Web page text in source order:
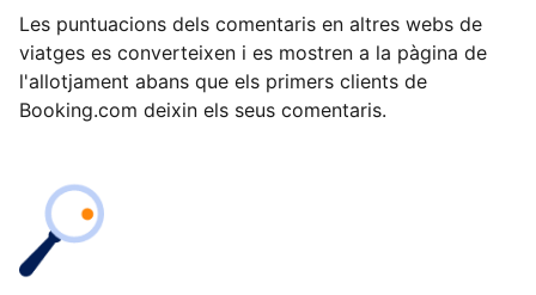
Les puntuacions dels comentaris en altres webs de
viatges es converteixen i es mostren a la pàgina de
l'allotjament abans que els primers clients de
Booking.com deixin els seus comentaris.